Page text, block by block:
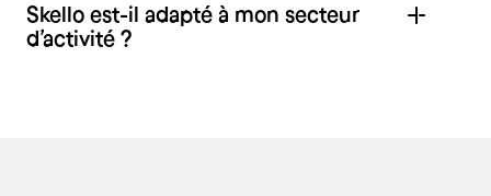
Skello est-il adapté à mon secteur
d’activité ?